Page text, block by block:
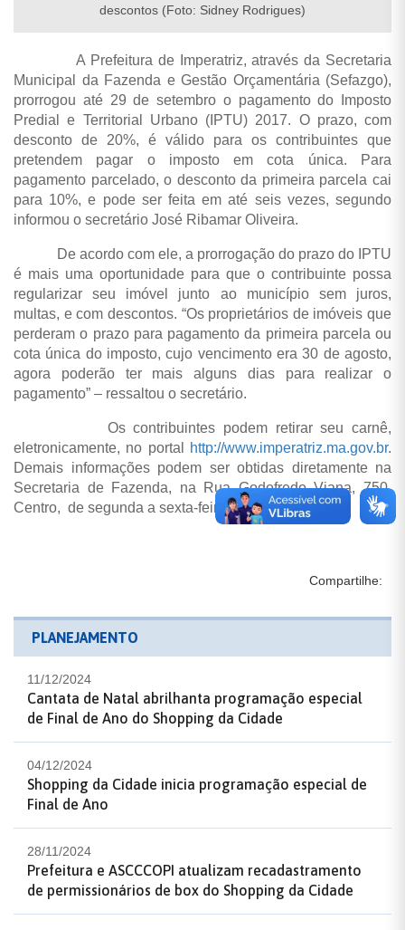
descontos (Foto: Sidney Rodrigues)
A Prefeitura de Imperatriz, através da Secretaria
Municipal da Fazenda e Gestão Orçamentária (Sefazgo),
prorrogou até 29 de setembro o pagamento do Imposto
Predial e Territorial Urbano (IPTU) 2017. O prazo, com
desconto de 20%, é válido para os contribuintes que
pretendem pagar o imposto em cota única. Para
pagamento parcelado, o desconto da primeira parcela cai
para 10%, e pode ser feita em até seis vezes, segundo
informou o secretário José Ribamar Oliveira.
De acordo com ele, a prorrogação do prazo do IPTU
é mais uma oportunidade para que o contribuinte possa
regularizar seu imóvel junto ao município sem juros,
multas, e com descontos. “Os proprietários de imóveis que
perderam o prazo para pagamento da primeira parcela ou
cota única do imposto, cujo vencimento era 30 de agosto,
agora poderão ter mais alguns dias para realizar o
pagamento” – ressaltou o secretário.
Os contribuintes podem retirar seu carnê,
eletronicamente, no portal
http://www.imperatriz.ma.gov.br.
Demais informações podem ser obtidas diretamente na
Secretaria de Fazenda, na Rua Godofredo Viana, 750,
Centro, de segunda a sexta-feira, das 8h às 14h.
Compartilhe:
PLANEJAMENTO
11/12/2024
Cantata de Natal abrilhanta programação especial
de Final de Ano do Shopping da Cidade
04/12/2024
Shopping da Cidade inicia programação especial de
Final de Ano
28/11/2024
Prefeitura e ASCCCOPI atualizam recadastramento
de permissionários de box do Shopping da Cidade